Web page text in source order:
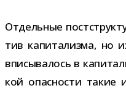
Отдельные
тив капи­та­лизма, но
впи­сы­ва­лось в
кой опас­но­сти такие